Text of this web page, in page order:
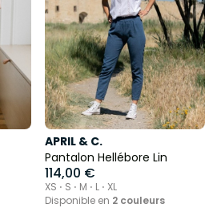
APRIL & C.
Pantalon Hellébore Lin
114,00 €
XS ⋅ S ⋅ M ⋅ L ⋅ XL
Disponible en 2 couleurs